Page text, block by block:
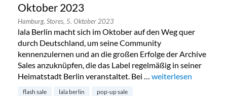
Oktober 2023
Hamburg, Stores, 5. Oktober 2023
lala Berlin macht sich im Oktober auf den Weg quer
durch Deutschland, um seine Community
kennenzulernen und an die großen Erfolge der Archive
Sales anzuknüpfen, die das Label regelmäßig in seiner
Heimatstadt Berlin veranstaltet. Bei … „Lala Berlin Flash
weiterlesen
flash sale lala berlin pop-up sale